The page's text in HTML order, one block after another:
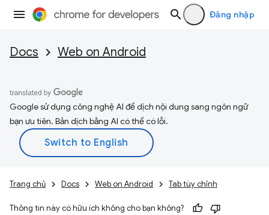
Đăng nhập
Docs Web on Android
Google sử dụng công nghệ AI để dịch nội dung sang ngôn ngữ
bạn ưu tiên. Bản dịch bằng AI có thể có lỗi.
Trang chủ Docs Web on Android Tab tùy chỉnh
Thông tin này có hữu ích không cho bạn không?